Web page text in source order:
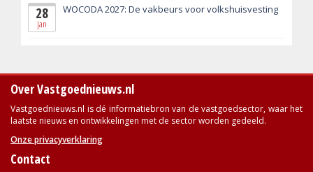
28
jan
WOCODA 2027: De vakbeurs voor volkshuisvesting
Over Vastgoednieuws.nl
Vastgoednieuws.nl is dé informatiebron van de vastgoedsector, waar het
laatste nieuws en ontwikkelingen met de sector worden gedeeld.
Onze privacyverklaring
Contact